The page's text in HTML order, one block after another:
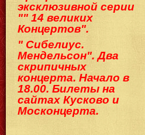
эксклюзивной серии
"" 14 великих
Концертов".
" Сибелиус.
Мендельсон". Два
скрипичных
концерта. Начало в
18.00. Билеты на
сайтах Кусково и
Москонцерта.